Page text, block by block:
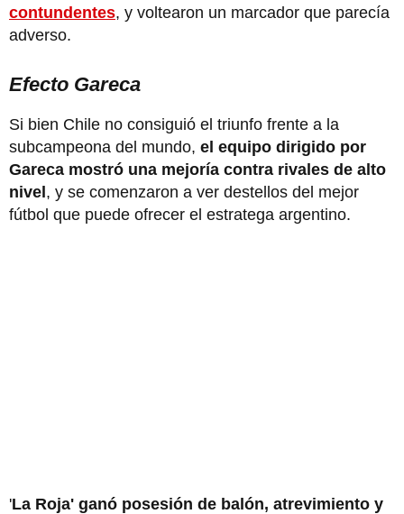
contundentes, y voltearon un marcador que parecía
adverso.
Efecto Gareca
Si bien Chile no consiguió el triunfo frente a la
subcampeona del mundo, el equipo dirigido por
Gareca mostró una mejoría contra rivales de alto
nivel, y se comenzaron a ver destellos del mejor
fútbol que puede ofrecer el estratega argentino.
'La Roja' ganó posesión de balón, atrevimiento y